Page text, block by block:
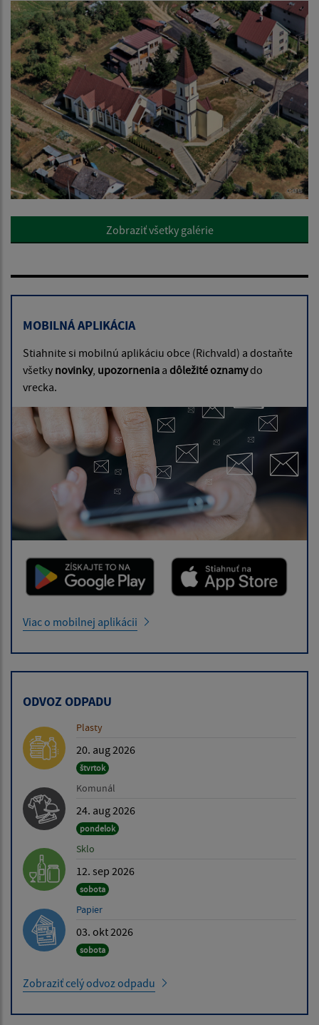
Zobraziť všetky galérie
MOBILNÁ APLIKÁCIA
Stiahnite si mobilnú aplikáciu obce (Richvald) a dostaňte
všetky novinky, upozornenia a dôležité oznamydo
vrecka.
Viac o mobilnej aplikácii
ODVOZ ODPADU
Plasty
20. aug 2026
štvrtok
Komunál
24. aug 2026
pondelok
Sklo
12. sep 2026
sobota
Papier
03. okt 2026
sobota
Zobraziť celý odvoz odpadu